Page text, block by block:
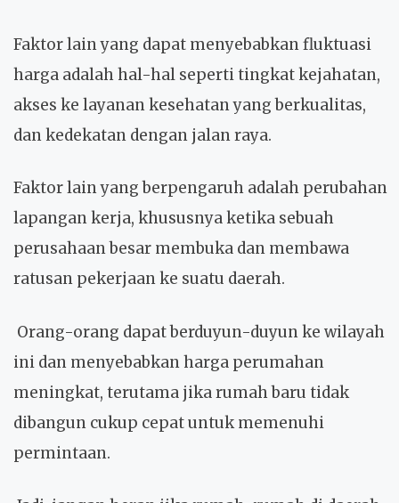
Faktor lain yang dapat menyebabkan fluktuasi
harga adalah hal-hal seperti tingkat kejahatan,
akses ke layanan kesehatan yang berkualitas,
dan kedekatan dengan jalan raya.
Faktor lain yang berpengaruh adalah perubahan
lapangan kerja, khususnya ketika sebuah
perusahaan besar membuka dan membawa
ratusan pekerjaan ke suatu daerah.
Orang-orang dapat berduyun-duyun ke wilayah
ini dan menyebabkan harga perumahan
meningkat, terutama jika rumah baru tidak
dibangun cukup cepat untuk memenuhi
permintaan.